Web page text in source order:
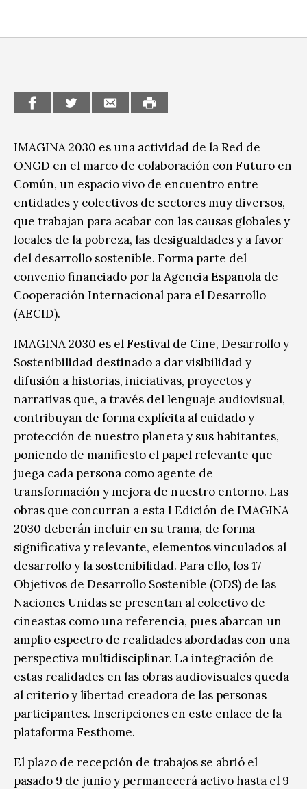
Infantil y Juvenil
Medio Ambiente
Música
Sin categoría
IMAGINA 2030 es una actividad de la Red de
ONGD en el marco de colaboración con Futuro en
Común, un espacio vivo de encuentro entre
entidades y colectivos de sectores muy diversos,
que trabajan para acabar con las causas globales y
locales de la pobreza, las desigualdades y a favor
del desarrollo sostenible. Forma parte del
convenio financiado por la Agencia Española de
Cooperación Internacional para el Desarrollo
(AECID).
IMAGINA 2030 es el Festival de Cine, Desarrollo y
Sostenibilidad destinado a dar visibilidad y
difusión a historias, iniciativas, proyectos y
narrativas que, a través del lenguaje audiovisual,
contribuyan de forma explícita al cuidado y
protección de nuestro planeta y sus habitantes,
poniendo de manifiesto el papel relevante que
juega cada persona como agente de
transformación y mejora de nuestro entorno. Las
obras que concurran a esta I Edición de IMAGINA
2030 deberán incluir en su trama, de forma
significativa y relevante, elementos vinculados al
desarrollo y la sostenibilidad. Para ello, los 17
Objetivos de Desarrollo Sostenible (ODS) de las
Naciones Unidas se presentan al colectivo de
cineastas como una referencia, pues abarcan un
amplio espectro de realidades abordadas con una
perspectiva multidisciplinar. La integración de
estas realidades en las obras audiovisuales queda
al criterio y libertad creadora de las personas
participantes. Inscripciones en este enlace de la
plataforma Festhome.
El plazo de recepción de trabajos se abrió el
pasado 9 de junio y permanecerá activo hasta el 9